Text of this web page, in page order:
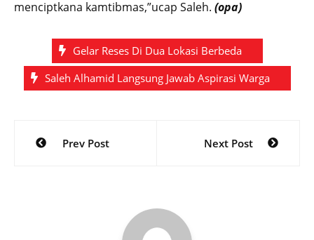
menciptkana kamtibmas,”ucap Saleh. (opa)
Gelar Reses Di Dua Lokasi Berbeda
Saleh Alhamid Langsung Jawab Aspirasi Warga
Post
navigation
Prev Post Next Post